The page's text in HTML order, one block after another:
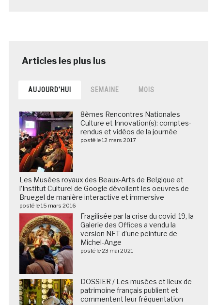
AUJOURD’HUI SEMAINE MOIS
8èmes Rencontres Nationales
Culture et Innovation(s): comptes-
rendus et vidéos de la journée
posté le 12 mars 2017
Les Musées royaux des Beaux-Arts de Belgique et
l’Institut Culturel de Google dévoilent les oeuvres de
Bruegel de manière interactive et immersive
posté le 15 mars 2016
Fragilisée par la crise du covid-19, la
Galerie des Offices a vendu la
version NFT d’une peinture de
Michel-Ange
posté le 23 mai 2021
DOSSIER / Les musées et lieux de
patrimoine français publient et
commentent leur fréquentation